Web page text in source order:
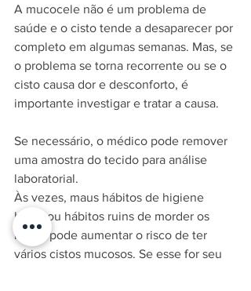
A mucocele não é um problema de
saúde e o cisto tende a desaparecer por
completo em algumas semanas. Mas, se
o problema se torna recorrente ou se o
cisto causa dor e desconforto, é
importante investigar e tratar a causa.
Se necessário, o médico pode remover
uma amostra do tecido para análise
laboratorial.
Às vezes, maus hábitos de higiene
bucal ou hábitos ruins de morder os
lábios pode aumentar o risco de ter
vários cistos mucosos. Se esse for seu